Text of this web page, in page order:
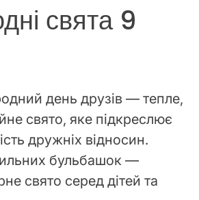
свята 9
день друзів — тепле,
свято, яке підкреслює
дружніх відносин.
бульбашок —
свято серед дітей та